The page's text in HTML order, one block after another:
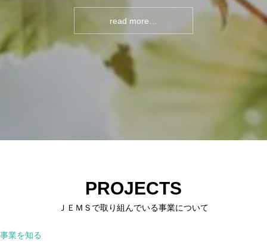
read more…
PROJECTS
ＪＥＭＳで取り組んでいる事業について
事業を知る